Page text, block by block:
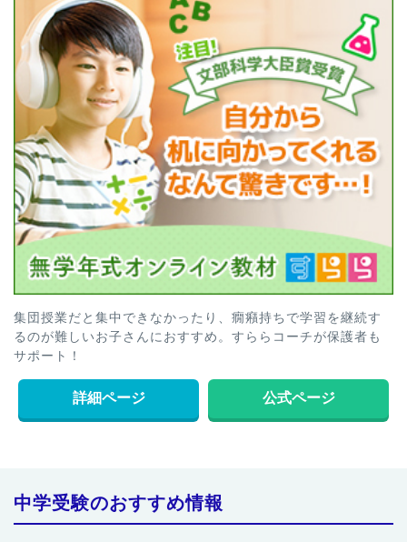
集団授業だと集中できなかったり、癇癪持ちで学習を継続す
るのが難しいお子さんにおすすめ。すららコーチが保護者も
サポート！
詳細ページ 公式ページ
中学受験のおすすめ情報